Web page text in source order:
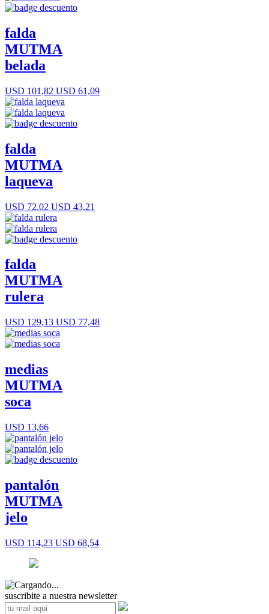
falda
MUTMA
belada
USD 101,82 USD 61,09
falda
MUTMA
laqueva
USD 72,02 USD 43,21
falda
MUTMA
rulera
USD 129,13 USD 77,48
medias
MUTMA
soca
USD 13,66
pantalón
MUTMA
jelo
USD 114,23 USD 68,54
suscribite a nuestra newsletter